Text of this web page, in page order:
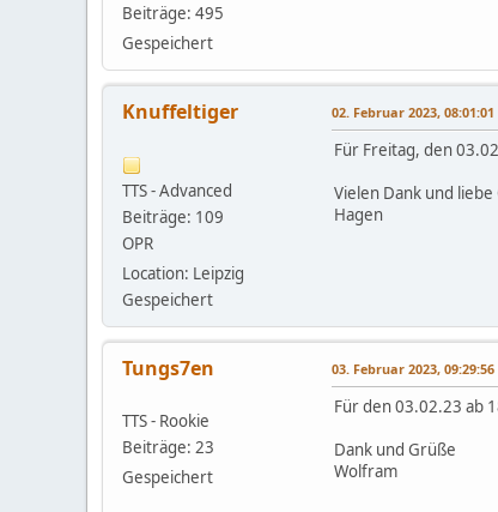
Beiträge: 495
Gespeichert
Knuffeltiger
TTS - Advanced
Beiträge: 109
OPR
Location: Leipzig
Gespeichert
02. Februar 2023, 08:01:01
Für Freitag, den
Vielen Dank und
Hagen
Tungs7en
TTS - Rookie
Beiträge: 23
Gespeichert
03. Februar 2023, 09:29:56
Für den 03.02.23 ab
Dank und Grüße
Wolfram